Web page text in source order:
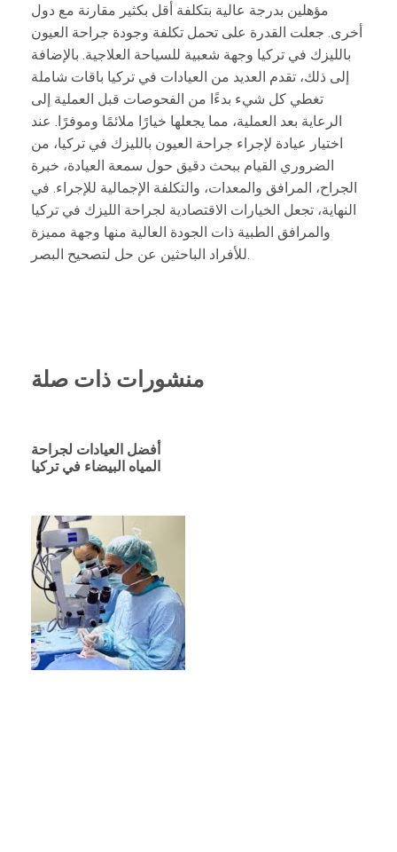
مؤهلين بدرجة عالية بتكلفة أقل بكثير مقارنة مع دول
أخرى. جعلت القدرة على تحمل تكلفة وجودة جراحة العيون
بالليزك في تركيا وجهة شعبية للسياحة العلاجية. بالإضافة
إلى ذلك، تقدم العديد من العيادات في تركيا باقات شاملة
تغطي كل شيء بدءًا من الفحوصات قبل العملية إلى
الرعاية بعد العملية، مما يجعلها خيارًا ملائمًا وموفرًا. عند
اختيار عيادة لإجراء جراحة العيون بالليزك في تركيا، من
الضروري القيام ببحث دقيق حول سمعة العيادة، خبرة
الجراح، المرافق والمعدات، والتكلفة الإجمالية للإجراء. في
النهاية، تجعل الخيارات الاقتصادية لجراحة الليزك في تركيا
والمرافق الطبية ذات الجودة العالية منها وجهة مميزة
للأفراد الباحثين عن حل لتصحيح البصر.
منشورات ذات صلة
أفضل العيادات لجراحة
المياه البيضاء في تركيا